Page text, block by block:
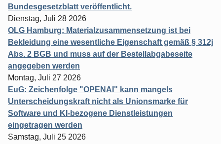
Bundesgesetzblatt veröffentlicht.
Dienstag, Juli 28 2026
OLG Hamburg: Materialzusammensetzung ist bei
Bekleidung eine wesentliche Eigenschaft gemäß § 312j
Abs. 2 BGB und muss auf der Bestellabgabeseite
angegeben werden
Montag, Juli 27 2026
EuG: Zeichenfolge "OPENAI" kann mangels
Unterscheidungskraft nicht als Unionsmarke für
Software und KI-bezogene Dienstleistungen
eingetragen werden
Samstag, Juli 25 2026